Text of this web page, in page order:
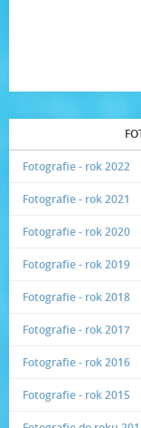
Fotografie - rok 2022
Fotografie - rok 2021
Fotografie - rok 2020
Fotografie - rok 2019
Fotografie - rok 2018
Fotografie - rok 2017
Fotografie - rok 2016
Fotografie - rok 2015